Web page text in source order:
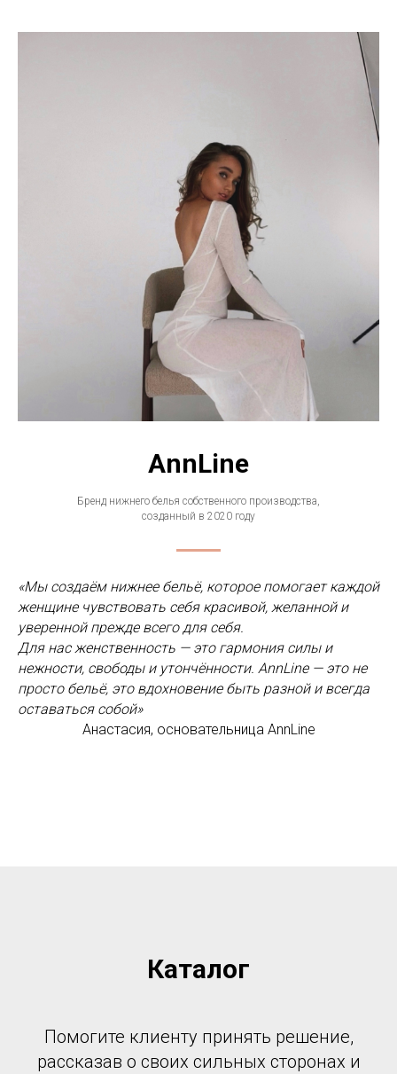
AnnLine
Бренд нижнего белья собственного производства,
созданный в 2020 году
«Мы создаём нижнее бельё, которое помогает каждой
женщине чувствовать себя красивой, желанной и
уверенной прежде всего для себя.
Для нас женственность — это гармония силы и
нежности, свободы и утончённости. AnnLine — это не
просто бельё, это вдохновение быть разной и всегда
оставаться собой»
Анастасия, основательница AnnLine
Каталог
Помогите клиенту принять решение,
рассказав о своих сильных сторонах и